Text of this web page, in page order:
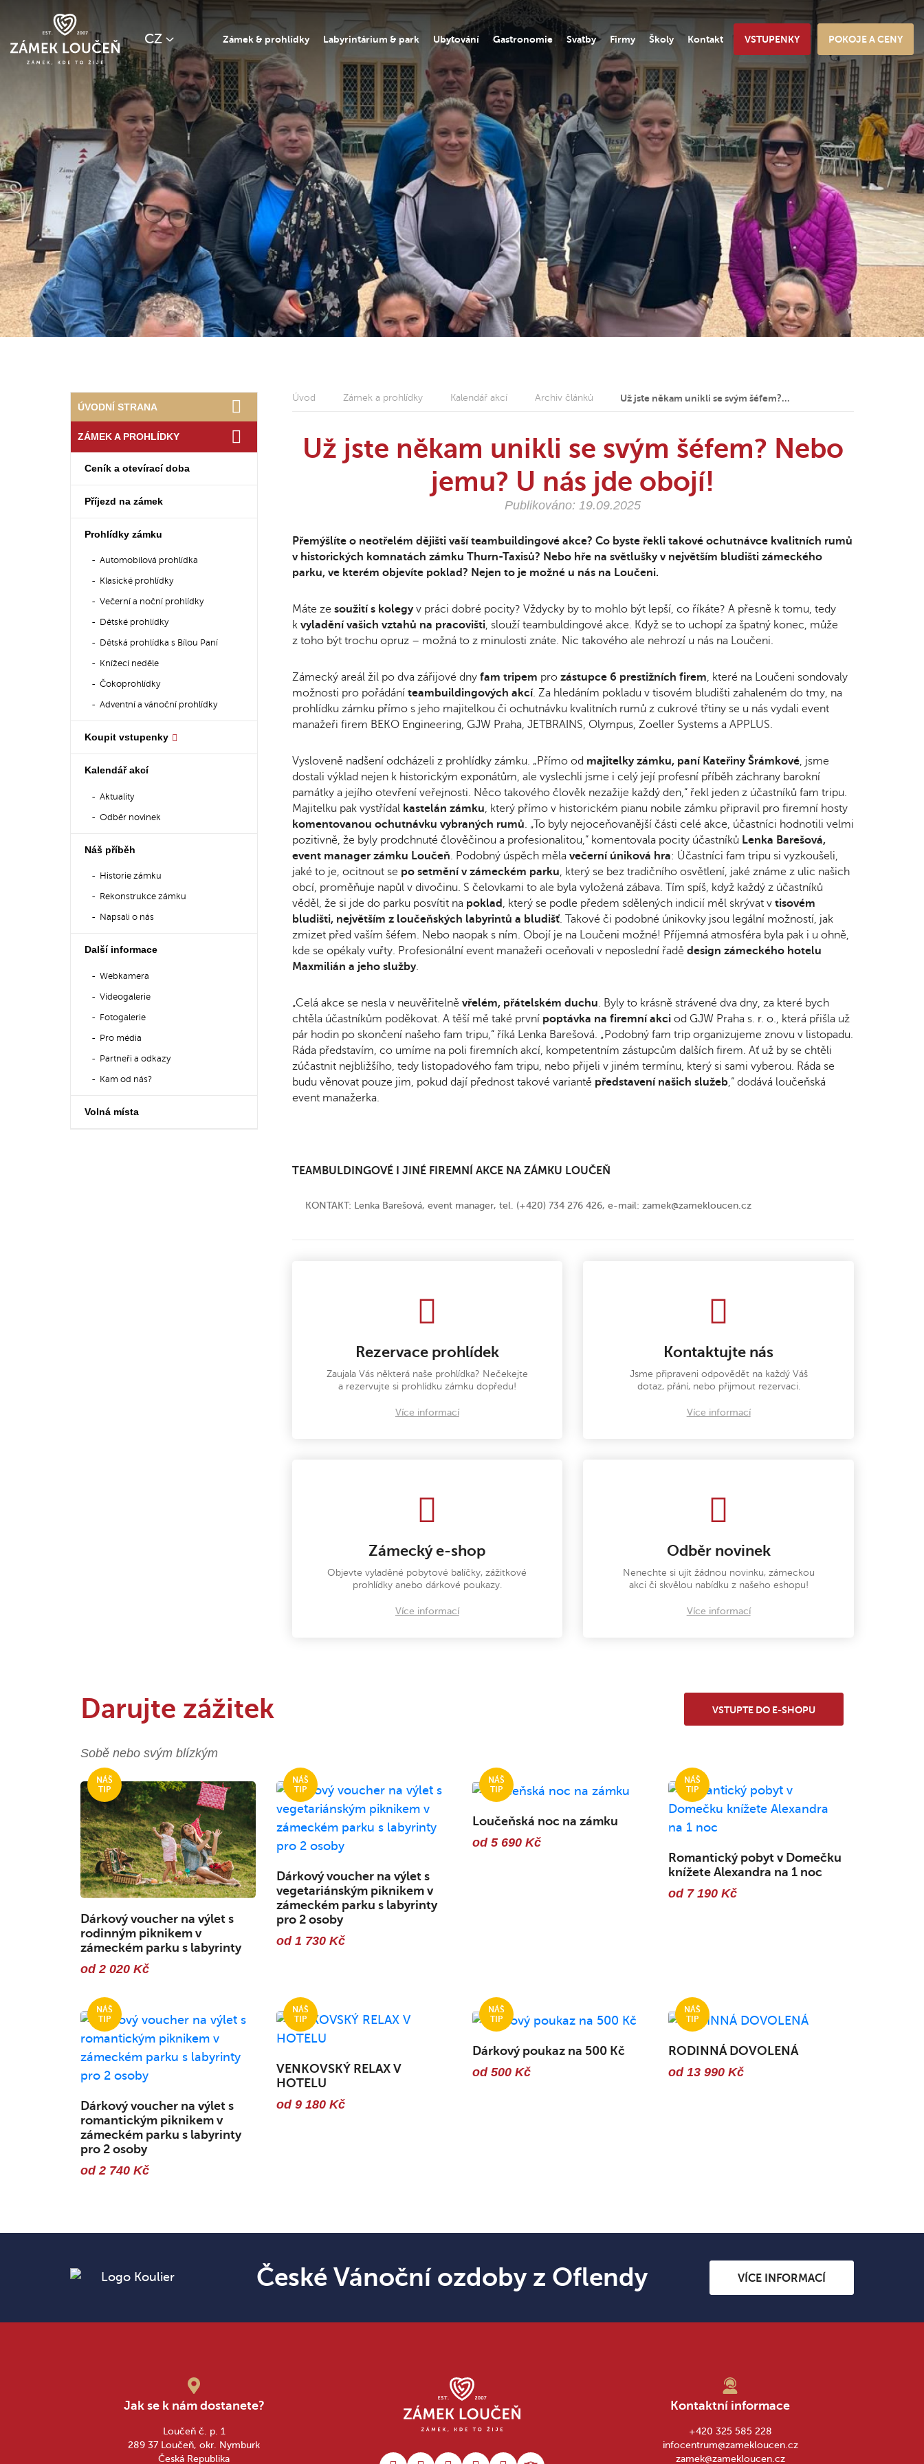
CZ VSTUPENKY POKOJE A CENY
Zámek & prohlídky Labyrintárium & park Ubytování Gastronomie Svatby Firmy Školy Kontakt
Úvod Zámek a prohlídky Kalendář akcí Archiv článků Už jste někam unikli se svým šéfem?…
Už jste někam unikli se svým šéfem? Nebo
jemu? U nás jde obojí!
Publikováno: 19.09.2025
Přemýšlíte o neotřelém dějišti vaší teambuildingové akce? Co byste řekli takové ochutnávce kvalitních rumů
v historických komnatách zámku Thurn-Taxisů? Nebo hře na světlušky v největším bludišti zámeckého
parku, ve kterém objevíte poklad? Nejen to je možné u nás na Loučeni.
Máte ze soužití s kolegyv práci dobré pocity? Vždycky by to mohlo být lepší, co říkáte? A přesně k tomu, tedy
k vyladění vašich vztahů na pracovišti, slouží teambuldingové akce. Když se to uchopí za špatný konec, může
z toho být trochu opruz – možná to z minulosti znáte. Nic takového ale nehrozí u nás na Loučeni.
Zámecký areál žil po dva zářijové dny fam tripem pro zástupce 6 prestižních firem, které na Loučeni sondovaly
možnosti pro pořádání teambuildingových akcí. Za hledáním pokladu v tisovém bludišti zahaleném do tmy, na
prohlídku zámku přímo s jeho majitelkou či ochutnávku kvalitních rumů z cukrové třtiny se u nás vydali event
manažeři firem BEKO Engineering, GJW Praha, JETBRAINS, Olympus, Zoeller Systems a APPLUS.
Vysloveně nadšení odcházeli z prohlídky zámku. „Přímo od majitelky zámku, paní Kateřiny Šrámkové, jsme
dostali výklad nejen k historickým exponátům, ale vyslechli jsme i celý její profesní příběh záchrany barokní
památky a jejího otevření veřejnosti. Něco takového člověk nezažije každý den,“ řekl jeden z účastníků fam tripu.
Majitelku pak vystřídal kastelán zámku, který přímo v historickém pianu nobile zámku připravil pro firemní hosty
komentovanou ochutnávku vybraných rumů. „To byly nejoceňovanější části celé akce, účastníci hodnotili velmi
pozitivně, že byly prodchnuté člověčinou a profesionalitou,“ komentovala pocity účastníků Lenka Barešová,
event manager zámku Loučeň. Podobný úspěch měla večerní úniková hra: Účastníci fam tripu si vyzkoušeli,
jaké to je, ocitnout se po setmění v zámeckém parku, který se bez tradičního osvětlení, jaké známe z ulic našich
obcí, proměňuje napůl v divočinu. S čelovkami to ale byla vyložená zábava. Tím spíš, když každý z účastníků
věděl, že si jde do parku posvítit na poklad , který se podle předem sdělených indicií měl skrývat v tisovém
bludišti, největším z loučeňských labyrintů a bludišť. Takové či podobné únikovky jsou legální možností, jak
zmizet před vaším šéfem. Nebo naopak s ním. Obojí je na Loučeni možné! Příjemná atmosféra byla pak i u ohně,
kde se opékaly vuřty. Profesionální event manažeři oceňovali v neposlední řadě design zámeckého hotelu
Maxmilián a jeho služby.
„Celá akce se nesla v neuvěřitelně vřelém, přátelském duchu. Byly to krásně strávené dva dny, za které bych
chtěla účastníkům poděkovat. A těší mě také první poptávka na firemní akci od GJW Praha s. r. o., která přišla už
pár hodin po skončení našeho fam tripu,“ říká Lenka Barešová. „Podobný fam trip organizujeme znovu v listopadu.
Ráda představím, co umíme na poli firemních akcí, kompetentním zástupcům dalších firem. Ať už by se chtěli
zúčastnit nejbližšího, tedy listopadového fam tripu, nebo přijeli v jiném termínu, který si sami vyberou. Ráda se
budu věnovat pouze jim, pokud dají přednost takové variantě představení našich služeb,“ dodává loučeňská
event manažerka.
TEAMBULDINGOVÉ I JINÉ FIREMNÍ AKCE NA ZÁMKU LOUČEŇ
KONTAKT: Lenka Barešová, event manager, tel. (+420) 734 276 426, e-mail: zamek@zamekloucen.cz
Rezervace prohlídek
Zaujala Vás některá naše prohlídka? Nečekejte
a rezervujte si prohlídku zámku dopředu!
Více informací
Kontaktujte nás
Jsme připraveni odpovědět na každý Váš
dotaz, přání, nebo přijmout rezervaci.
Více informací
Zámecký e-shop
Objevte vyladěné pobytové balíčky, zážitkové
prohlídky anebo dárkové poukazy.
Více informací
Odběr novinek
Nenechte si ujít žádnou novinku, zámeckou
akci či skvělou nabídku z našeho eshopu!
Více informací
ÚVODNÍ STRANA
ZÁMEK A PROHLÍDKY
Ceník a otevírací doba
Příjezd na zámek
Prohlídky zámku
Automobilová prohlídka
Klasické prohlídky
Večerní a noční prohlídky
Dětské prohlídky
Dětská prohlídka s Bílou Paní
Knížecí neděle
Čokoprohlídky
Adventní a vánoční prohlídky
Koupit vstupenky
Kalendář akcí
Aktuality
Odběr novinek
Náš příběh
Historie zámku
Rekonstrukce zámku
Napsali o nás
Další informace
Webkamera
Videogalerie
Fotogalerie
Pro média
Partneři a odkazy
Kam od nás?
Volná místa
Darujte zážitek
Sobě nebo svým blízkým
Dárkový voucher na výlet s
rodinným piknikem v
zámeckém parku s labyrinty
od 2 020 Kč
Dárkový voucher na výlet s
vegetariánským piknikem v
zámeckém parku s labyrinty
pro 2 osoby
od 1 730 Kč
Loučeňská noc na zámku
od 5 690 Kč
Romantický pobyt v Domečku
knížete Alexandra na 1 noc
od 7 190 Kč
Dárkový voucher na výlet s
romantickým piknikem v
zámeckém parku s labyrinty
pro 2 osoby
od 2 740 Kč
VENKOVSKÝ RELAX V
HOTELU
od 9 180 Kč
Dárkový poukaz na 500 Kč
od 500 Kč
RODINNÁ DOVOLENÁ
od 13 990 Kč
VSTUPTE DO E-SHOPU
České Vánoční ozdoby z Oflendy VÍCE INFORMACÍ
Jak se k nám dostanete?
Loučeň č. p. 1
289 37 Loučeň, okr. Nymburk
Česká Republika
Kontaktní informace
+420 325 585 228
infocentrum@zamekloucen.cz
zamek@zamekloucen.cz